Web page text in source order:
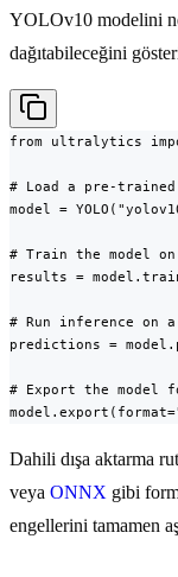
YOLOv10 modelini
dağıtabileceğini
from ultralytics
# Load a pre-trained
model =
# Train the model on
results =
# Run inference on a
predictions =
# Export the model
Dahili dışa aktarma
veya ONNX gibi
engellerini tamamen